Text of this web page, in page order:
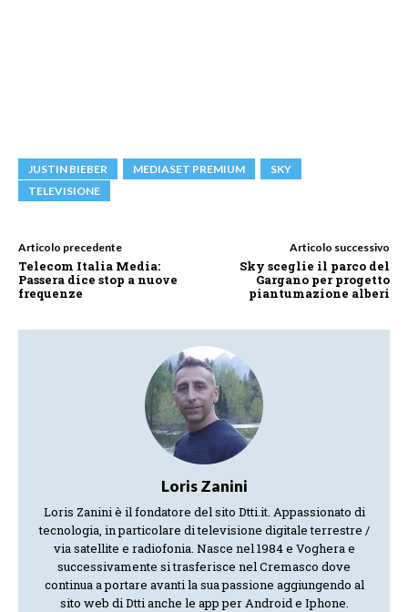
JUSTIN BIEBER MEDIASET PREMIUM
SKY
TELEVISIONE
Articolo precedente
Telecom Italia Media:
Passera dice stop a nuove
frequenze
Articolo successivo
Sky sceglie il parco del
Gargano per progetto
piantumazione alberi
Loris Zanini
Loris Zanini è il fondatore del sito Dtti.it. Appassionato di
tecnologia, in particolare di televisione digitale terrestre /
via satellite e radiofonia. Nasce nel 1984 e Voghera e
successivamente si trasferisce nel Cremasco dove
continua a portare avanti la sua passione aggiungendo al
sito web di Dtti anche le app per Android e Iphone.